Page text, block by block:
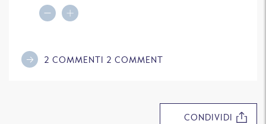
2 COMMENTI 2 COMMENT
CONDIVIDI